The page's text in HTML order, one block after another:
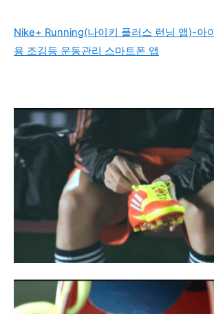
Nike+ Running(나이키 플러스 런닝 앱)-아
용 조깅등 운동관리 스마트폰 앱